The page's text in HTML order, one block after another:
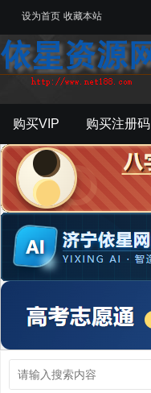
设为首页 收藏本站
购买VIP 购买注册码
游戏工具 影音资源